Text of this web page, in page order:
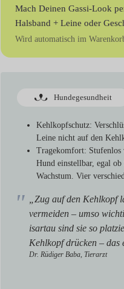
Mach Deinen Gassi-Look
Halsband + Leine oder
Wird automatisch im
Hundegesundheit
Kehlkopfschutz:
Leine nicht auf den
Tragekomfort: Stufenlos
Hund einstellbar, egal
Wachstum. Vier
„Zug auf den Kehlkopf
vermeiden – umso
isartau sind sie so
Kehlkopf drücken – das
Dr. Rüdiger Baba, Tierarzt